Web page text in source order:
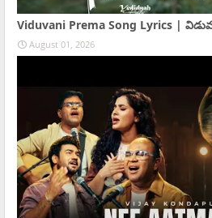
Viduvani Prema Song Lyrics |
August 01, 2026